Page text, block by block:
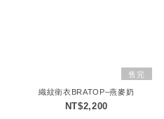
售完
織紋衛衣BRATOP–燕麥奶
NT$2,200